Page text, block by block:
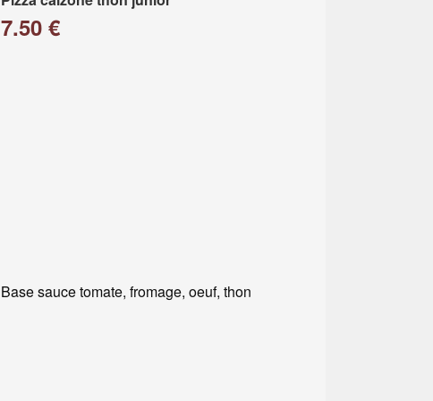
7.50 €
Base sauce tomate, fromage, oeuf, thon